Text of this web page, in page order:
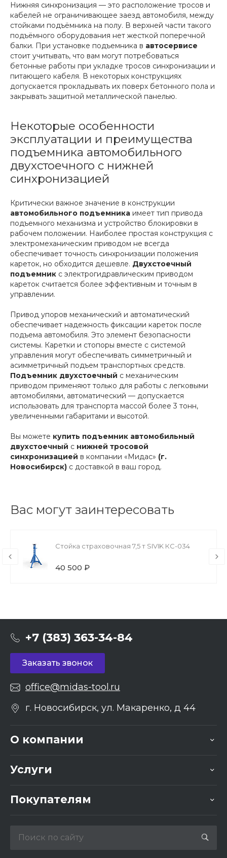
Нижняя синхронизация — это расположение тросов и
кабелей не ограничивающее заезд автомобиля, между
стойками подъёмника на полу. В верхней части такого
подъёмного оборудования нет жесткой поперечной
балки. При установке подъемника в автосервисе
стоит учитывать, что вам могут потребоваться
бетонные работы при укладке тросов синхронизации и
питающего кабеля. В некоторых конструкциях
допускается прокладывать их поверх бетонного пола и
закрывать защитной металлической панелью.
Некоторые особенности
эксплуатации и преимущества
подъемника автомобильного
двухстоечного с нижней
синхронизацией
Критически важное значение в конструкции
автомобильного подъемника имеет тип привода
подъемного механизма и устройство блокировки в
рабочем положении. Наиболее простая конструкция с
электромеханическим приводом не всегда
обеспечивает точность синхронизации положения
кареток, но обходится дешевле. Двухстоечный
подъемник с электрогидравлическим приводом
кареток считается более эффективным и точным в
управлении.
Привод упоров механический и автоматический
обеспечивает надежность фиксации кареток после
подъема автомобиля. Это элемент безопасности
системы. Каретки и стопоры вместе с системой
управления могут обеспечивать симметричный и
асимметричный подъем транспортных средств.
Подъемник двухстоечный с механическим
приводом применяют только для работы с легковыми
автомобилями, автоматический — допускается
использовать для транспорта массой более 3 тонн,
увеличенными габаритами и высотой.
Вы можете купить подъемник автомобильный
двухстоечный с нижней тросовой
синхронизацией в компании «Мидас» (г.
Новосибирск) с доставкой в ваш город.
Вас могут заинтересовать
Стойка страховочная 7,5 т SIVIK КС-034
40 500 ₽
+7 (383) 363-34-84
Заказать звонок
office@midas-tool.ru
г. Новосибирск, ул. Макаренко, д 44
О компании
Услуги
Покупателям